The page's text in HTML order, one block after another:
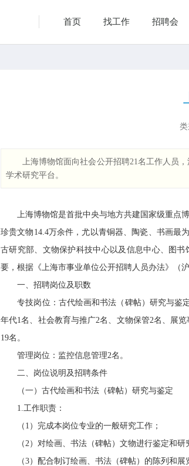
首页 找工作 招聘会
上海博物馆面向社会公开招聘21名工作人员
学术研究平台。
上海博物馆是首批中央与地方共建国家级重点博
珍贵文物14.4万余件，尤以青铜器、陶瓷、书画最
古研究部、文物保护科技中心以及信息中心、图
要，根据《上海市事业单位公开招聘人员办法》（
一、招聘岗位及职数
专技岗位：古代绘画和书法（碑帖）研究与鉴
年代1名、社会教育与推广2名、文物保管2名、展
19名。
管理岗位：监控信息管理2名。
二、岗位说明及招聘条件
（一）古代绘画和书法（碑帖）研究与鉴定
1.工作职责：
（1）完成本岗位专业的一般研究工作；
（2）对绘画、书法（碑帖）文物进行鉴定和研
（3）配合制订绘画、书法（碑帖）的陈列和展